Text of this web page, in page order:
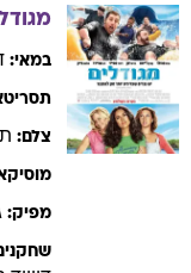
במאי:
צלם:
מפיק: